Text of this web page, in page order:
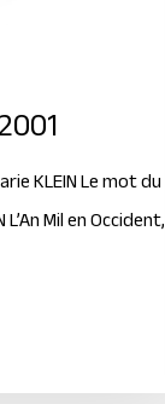
KLEIN Le mot du
Mil en Occident,